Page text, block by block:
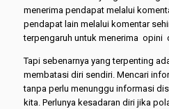
menerima pendapat melalui
pendapat lain melalui komentar
terpengaruh untuk menerima opini
Tapi sebenarnya yang terpenting
membatasi diri sendiri. Mencari
tanpa perlu menunggu informasi
kita. Perlunya kesadaran diri jika